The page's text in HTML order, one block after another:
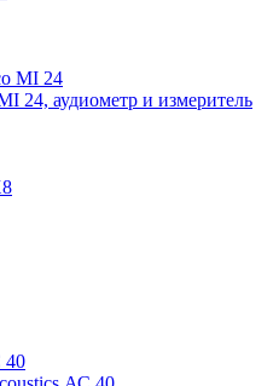
24, аудиометр и измеритель